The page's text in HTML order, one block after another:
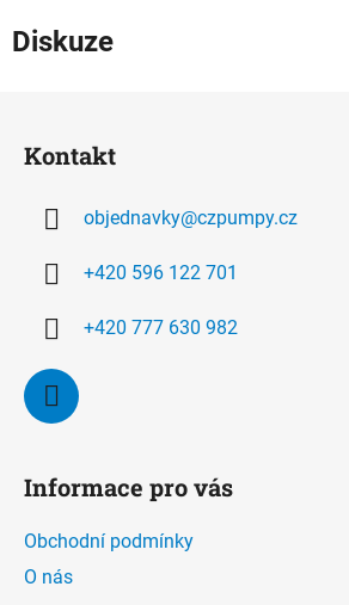
Diskuze
Kontakt
objednavky@czpumpy.cz
+420 596 122 701
+420 777 630 982
Informace pro vás
Obchodní podmínky
O nás